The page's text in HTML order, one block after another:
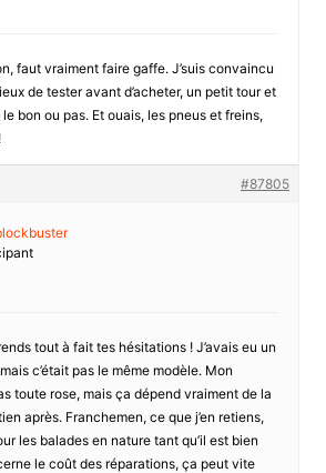
faut vraiment faire gaffe. J’suis convaincu
de tester avant d’acheter, un petit tour et
bon ou pas. Et ouais, les pneus et freins,
#87805
tout à fait tes hésitations ! J’avais eu un
c’était pas le même modèle. Mon
toute rose, mais ça dépend vraiment de la
après. Franchemen, ce que j’en retiens,
les balades en nature tant qu’il est bien
le coût des réparations, ça peut vite